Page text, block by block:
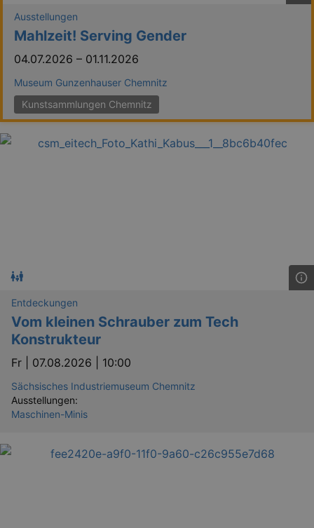
Ausstellungen
Mahlzeit! Serving Gender
04.07.2026 – 01.11.2026
Museum Gunzenhauser Chemnitz
Kunstsammlungen Chemnitz
Entdeckungen
Vom kleinen Schrauber zum Tech
Konstrukteur
Fr | 07.08.2026 | 10:00
Sächsisches Industriemuseum Chemnitz
Ausstellungen:
Maschinen-Minis